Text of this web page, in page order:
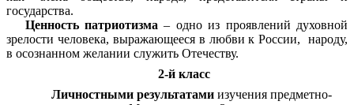
государства.
Ценность патриотизма– одно из проявлений духовной
зрелости человека, выражающееся в любви к России, народу,
в осознанном желании служить Отечеству.
2-й класс
Личностными результатамиизучения предметно-